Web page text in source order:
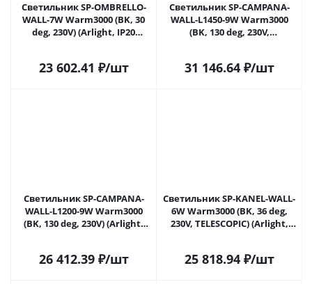
Светильник SP-OMBRELLO-
WALL-7W Warm3000 (BK, 30
deg, 230V) (Arlight, IP20
23 602.41 ₽/шт
Светильник SP-CAMPANA-
WALL-L1450-9W Warm3000
(BK, 130 deg, 230V,
31 146.64₽/шт
Светильник SP-CAMPANA-
WALL-L1200-9W Warm3000
(BK, 130 deg, 230V) (Arlight,
26 412.39₽/шт
Светильник SP-KANEL-WALL-
6W Warm3000 (BK, 36 deg,
230V, TELESCOPIC) (Arlight,
25 818.94₽/шт